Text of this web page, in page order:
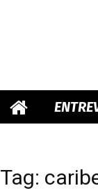
Tag: